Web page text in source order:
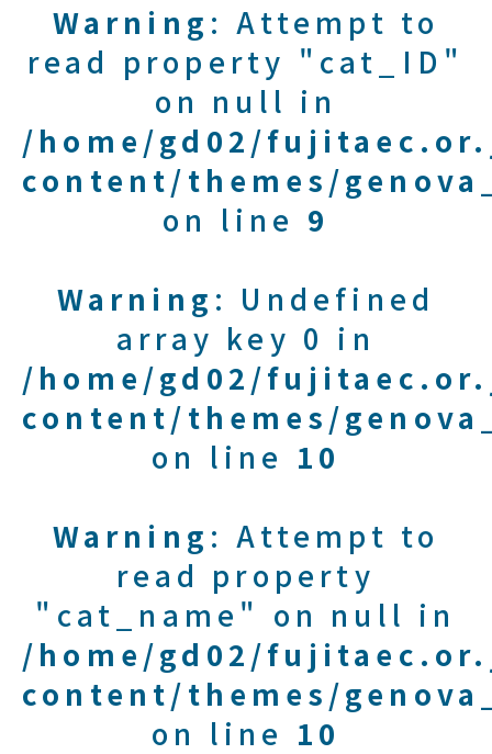
Warning : Attempt to
read property "cat_ID"
on null in
/home/gd02/
content/themes/
on line 9
Warning : Undefined
array key 0 in
/home/gd02/
content/themes/
on line 10
Warning : Attempt to
read property
"cat_name" on null in
/home/gd02/
content/themes/
on line 10